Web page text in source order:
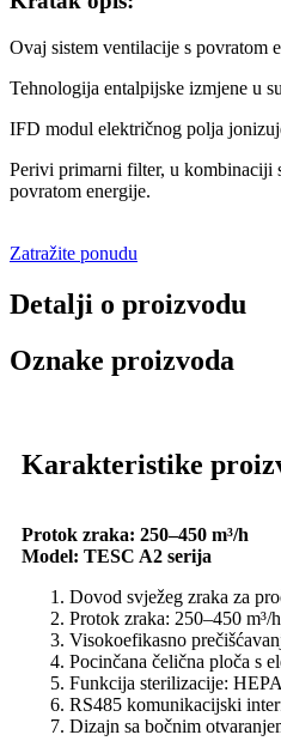
Ovaj sistem ventilacije s povratom
Tehnologija entalpijske izmjene u
IFD modul električnog polja
Perivi primarni filter, u kombinaciji
povratom energije.
Zatražite ponudu
Detalji o proizvodu
Oznake proizvoda
Karakteristike
Protok zraka: 250–450 m³/h
Model: TESC A2 serija
Dovod svježeg zraka za
Protok zraka: 250–450 m³/h
Visokoefikasno
Pocinčana čelična ploča s
Funkcija sterilizacije:
RS485 komunikacijski
Dizajn sa bočnim